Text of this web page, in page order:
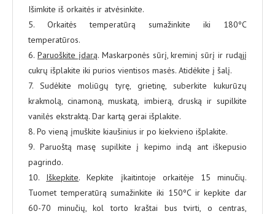
Išimkite iš orkaitės ir atvėsinkite.
5. Orkaitės temperatūrą sumažinkite iki 180ºC
temperatūros.
6. Paruoškite įdarą. Maskarponės sūrį, kreminį sūrį ir rudąjį
cukrų išplakite iki purios vientisos masės. Atidėkite į šalį.
7. Sudėkite moliūgų tyrę, grietinę, suberkite kukurūzų
krakmolą, cinamoną, muskatą, imbierą, druską ir supilkite
vanilės ekstraktą. Dar kartą gerai išplakite.
8. Po vieną įmuškite kiaušinius ir po kiekvieno išplakite.
9. Paruoštą masę supilkite į kepimo indą ant iškepusio
pagrindo.
10. Iškepkite. Kepkite įkaitintoje orkaitėje 15 minučių.
Tuomet temperatūrą sumažinkite iki 150ºC ir kepkite dar
60-70 minučių, kol torto kraštai bus tvirti, o centras,